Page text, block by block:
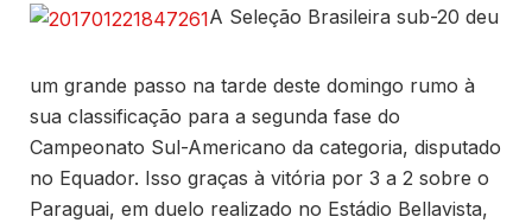
A Seleção Brasileira sub-20 deu
um grande passo na tarde deste domingo rumo à
sua classificação para a segunda fase do
Campeonato Sul-Americano da categoria, disputado
no Equador. Isso graças à vitória por 3 a 2 sobre o
Paraguai, em duelo realizado no Estádio Bellavista,